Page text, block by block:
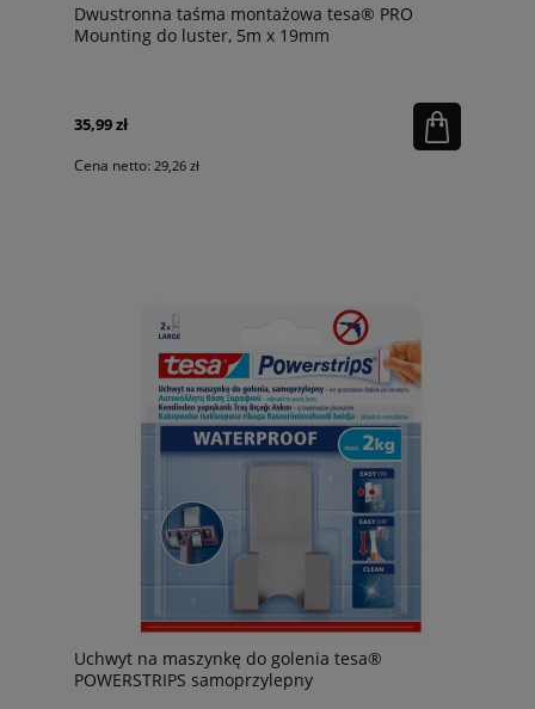
Dwustronna taśma montażowa tesa® PRO
Mounting do luster, 5m x 19mm
35,99 zł
Cena netto: 29,26 zł
Uchwyt na maszynkę do golenia tesa®
POWERSTRIPS samoprzylepny